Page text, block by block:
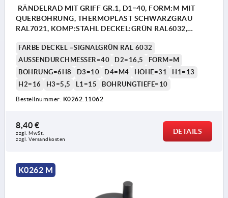
RÄNDELRAD MIT GRIFF GR.1, D1=40, FORM:M MIT
QUERBOHRUNG, THERMOPLAST SCHWARZGRAU
RAL7021, KOMP:STAHL DECKEL:GRÜN RAL6032,
FARBE DECKEL =SIGNALGRÜN RAL 6032
AUSSENDURCHMESSER=40
D2=16,5
FORM=M
BOHRUNG=6H8
D3=10 D4=M4 HÖHE=31
H1=13
H2=16
H3=5,5 L1=15 BOHRUNGTIEFE=10
Bestellnummer: K0262.11062
8,40 €
zzgl. MwSt.
zzgl. Versandkosten
DETAILS
K0262 M